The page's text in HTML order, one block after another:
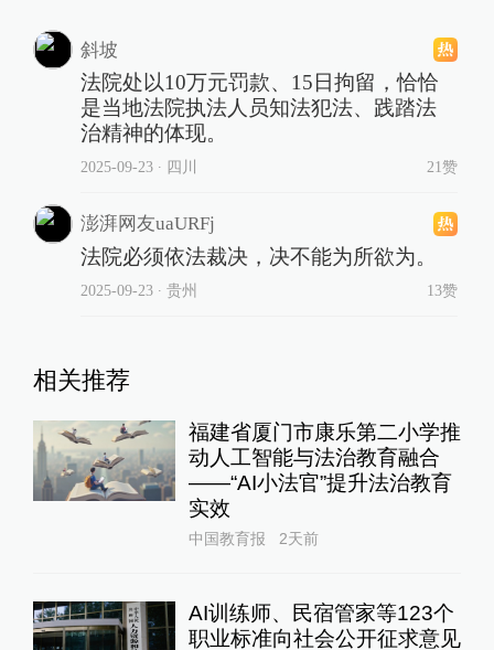
斜坡
法院处以10万元罚款、15日拘留，恰恰
是当地法院执法人员知法犯法、践踏法
治精神的体现。
2025-09-23∙ 四川 21赞
澎湃网友uaURFj
法院必须依法裁决，决不能为所欲为。
2025-09-23∙ 贵州 13赞
相关推荐
福建省厦门市康乐第二小学推
动人工智能与法治教育融合
——“AI小法官”提升法治教育
实效
中国教育报 2天前
AI训练师、民宿管家等123个
职业标准向社会公开征求意见